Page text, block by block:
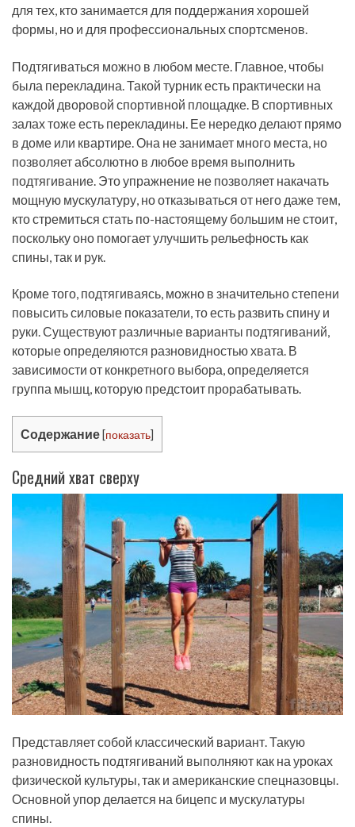
для тех, кто занимается для поддержания хорошей
формы, но и для профессиональных спортсменов.
Подтягиваться можно в любом месте. Главное, чтобы
была перекладина. Такой турник есть практически на
каждой дворовой спортивной площадке. В спортивных
залах тоже есть перекладины. Ее нередко делают прямо
в доме или квартире. Она не занимает много места, но
позволяет абсолютно в любое время выполнить
подтягивание. Это упражнение не позволяет накачать
мощную мускулатуру, но отказываться от него даже тем,
кто стремиться стать по-настоящему большим не стоит,
поскольку оно помогает улучшить рельефность как
спины, так и рук.
Кроме того, подтягиваясь, можно в значительно степени
повысить силовые показатели, то есть развить спину и
руки. Существуют различные варианты подтягиваний,
которые определяются разновидностью хвата. В
зависимости от конкретного выбора, определяется
группа мышц, которую предстоит прорабатывать.
Содержание [показать]
Средний хват сверху
Представляет собой классический вариант. Такую
разновидность подтягиваний выполняют как на уроках
физической культуры, так и американские спецназовцы.
Основной упор делается на бицепс и мускулатуры
спины.